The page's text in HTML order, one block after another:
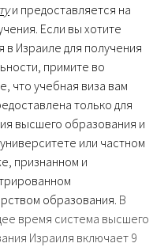
и предоставляется на
Если вы хотите
в Израиле для получения
примите во
что учебная виза вам
только для
высшего образования и
или частном
признанном и
образования. В
время система высшего
Израиля включает 9